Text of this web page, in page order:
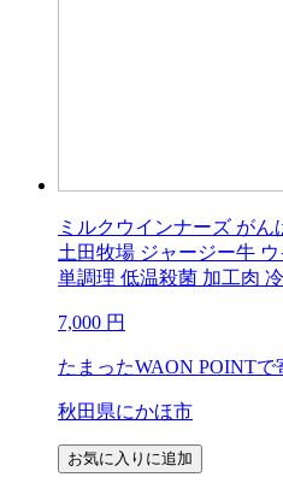
ミルクウインナーズ がん
土田牧場 ジャージー牛
単調理 低温殺菌 加工肉
7,000 円
たまったWAON POINTで
秋田県にかほ市
お気に入りに追加